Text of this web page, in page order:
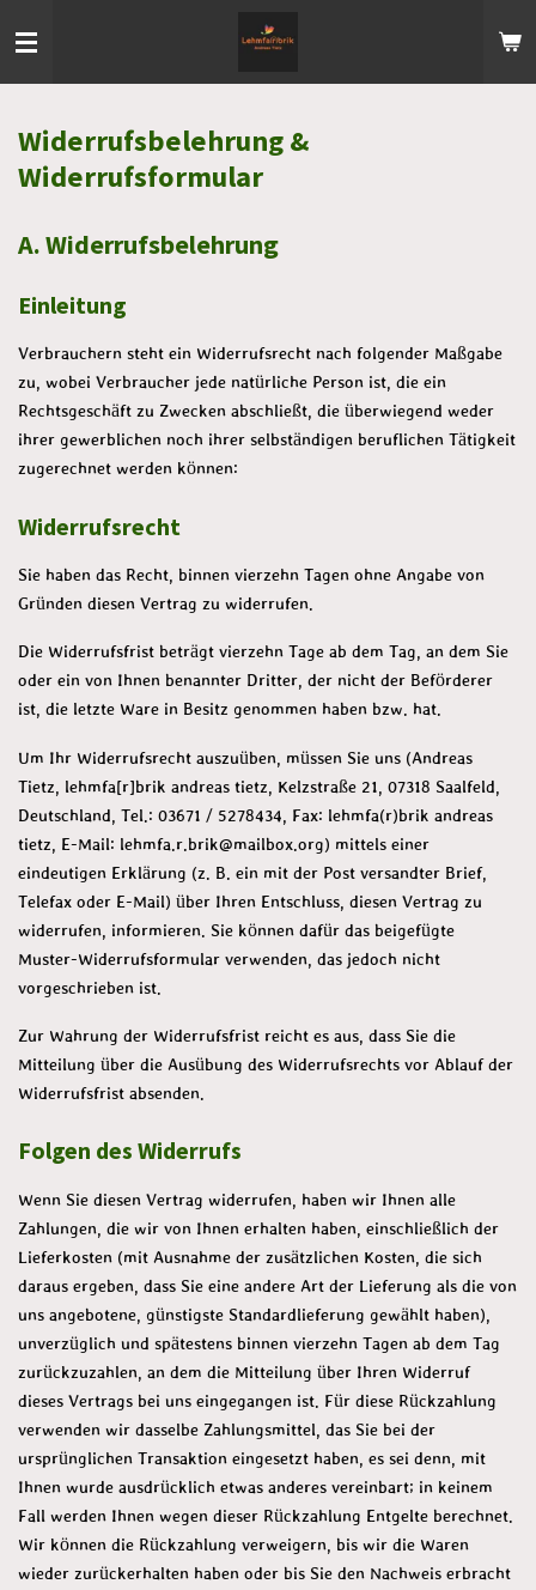
Hauptinhalt
springen
Widerrufsbelehrung &
Widerrufsformular
A. Widerrufsbelehrung
Einleitung
Verbrauchern steht ein Widerrufsrecht nach folgender Maßgabe
zu, wobei Verbraucher jede natürliche Person ist, die ein
Rechtsgeschäft zu Zwecken abschließt, die überwiegend weder
ihrer gewerblichen noch ihrer selbständigen beruflichen Tätigkeit
zugerechnet werden können:
Widerrufsrecht
Sie haben das Recht, binnen vierzehn Tagen ohne Angabe von
Gründen diesen Vertrag zu widerrufen.
Die Widerrufsfrist beträgt vierzehn Tage ab dem Tag, an dem Sie
oder ein von Ihnen benannter Dritter, der nicht der Beförderer
ist, die letzte Ware in Besitz genommen haben bzw. hat.
Um Ihr Widerrufsrecht auszuüben, müssen Sie uns (Andreas
Tietz, lehmfa[r]brik andreas tietz, Kelzstraße 21, 07318 Saalfeld,
Deutschland, Tel.: 03671 / 5278434, Fax: lehmfa(r)brik andreas
tietz, E-Mail: lehmfa.r.brik@mailbox.org) mittels einer
eindeutigen Erklärung (z. B. ein mit der Post versandter Brief,
Telefax oder E-Mail) über Ihren Entschluss, diesen Vertrag zu
widerrufen, informieren. Sie können dafür das beigefügte
Muster-Widerrufsformular verwenden, das jedoch nicht
vorgeschrieben ist.
Zur Wahrung der Widerrufsfrist reicht es aus, dass Sie die
Mitteilung über die Ausübung des Widerrufsrechts vor Ablauf der
Widerrufsfrist absenden.
Folgen des Widerrufs
Wenn Sie diesen Vertrag widerrufen, haben wir Ihnen alle
Zahlungen, die wir von Ihnen erhalten haben, einschließlich der
Lieferkosten (mit Ausnahme der zusätzlichen Kosten, die sich
daraus ergeben, dass Sie eine andere Art der Lieferung als die von
uns angebotene, günstigste Standardlieferung gewählt haben),
unverzüglich und spätestens binnen vierzehn Tagen ab dem Tag
zurückzuzahlen, an dem die Mitteilung über Ihren Widerruf
dieses Vertrags bei uns eingegangen ist. Für diese Rückzahlung
verwenden wir dasselbe Zahlungsmittel, das Sie bei der
ursprünglichen Transaktion eingesetzt haben, es sei denn, mit
Ihnen wurde ausdrücklich etwas anderes vereinbart; in keinem
Fall werden Ihnen wegen dieser Rückzahlung Entgelte berechnet.
Wir können die Rückzahlung verweigern, bis wir die Waren
wieder zurückerhalten haben oder bis Sie den Nachweis erbracht